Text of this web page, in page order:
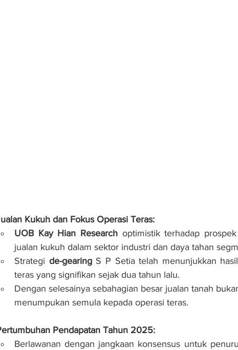
Kukuh dan Fokus Operasi Teras:
UOB Kay Hian Research optimistik terhadap prospek
jualan kukuh dalam sektor industri dan daya tahan
Strategi de-gearing S P Setia telah menunjukkan
teras yang signifikan sejak dua tahun lalu.
Dengan selesainya sebahagian besar jualan tanah
menumpukan semula kepada operasi teras.
Pendapatan Tahun 2025:
Berlawanan dengan jangkaan konsensus untuk